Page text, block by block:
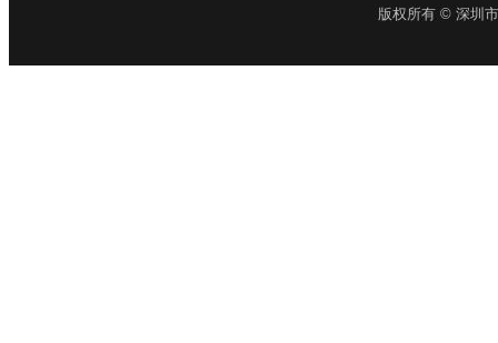
版权所有 © 深圳